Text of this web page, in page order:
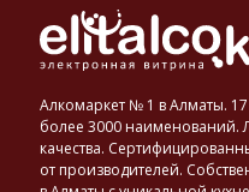
Алкомаркет № 1 в Алматы.
более 3000 наименований.
качества.
от производителей.